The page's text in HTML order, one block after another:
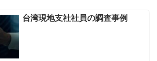
台湾現地支社社員の調査事例